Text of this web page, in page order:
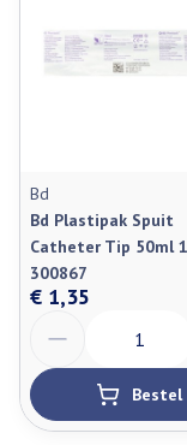
Bd
Bd Plastipak Spuit
Catheter Tip 50ml 1
300867
€ 1,35
Bestel